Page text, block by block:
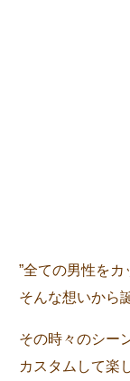
”全ての男性をカ
そんな想いから
その時々のシー
カスタムして楽